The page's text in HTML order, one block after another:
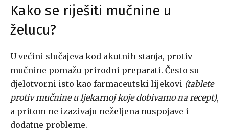
Kako se riješiti mučnine u
želucu?
U većini slučajeva kod akutnih stanja, protiv
mučnine pomažu prirodni preparati. Često su
djelotvorni isto kao farmaceutski lijekovi (tablete
protiv mučnine u ljekarnoj koje dobivamo na recept),
a pritom ne izazivaju neželjena nuspojave i
dodatne probleme.